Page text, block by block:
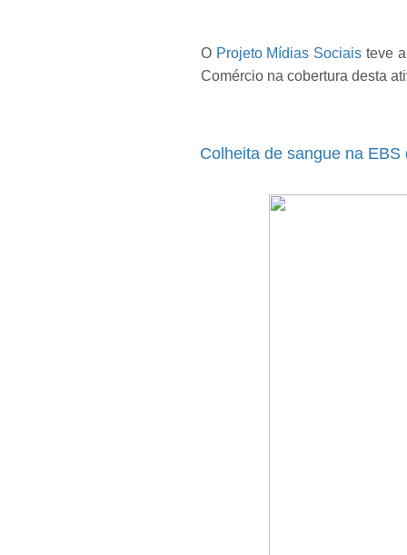
O Projeto Mídias Sociais teve
Comércio na cobertura desta
Colheita de sangue na EBS